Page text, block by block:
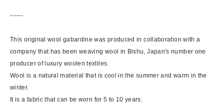
------
This original wool gabardine was produced in collaboration with a
company that has been weaving wool in Bishu, Japan's number one
producer of luxury woolen textiles.
Wool is a natural material that is cool in the summer and warm in the
winter.
It is a fabric that can be worn for 5 to 10 years.